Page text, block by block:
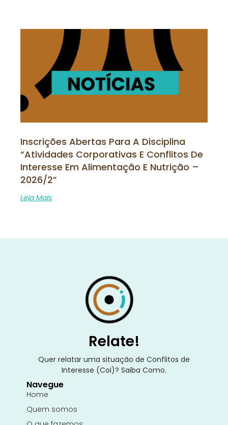
Inscrições Abertas Para A Disciplina
“Atividades Corporativas E Conflitos De
Interesse Em Alimentação E Nutrição –
2026/2”
Leia Mais
Relate!
Quer relatar uma situação de Conflitos de
Interesse (CoI)? Saiba Como.
Navegue
Home
Quem somos